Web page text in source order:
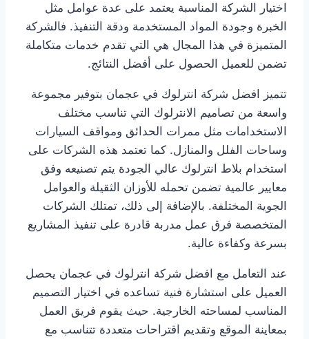
اختيار الشركة المناسبة يعتمد على عدة عوامل مثل
الخبرة وجودة المواد المستخدمة ودقة التنفيذ. فالشركة
المتميزة في هذا المجال هي التي تقدم خدمات متكاملة
تضمن للعميل الحصول على أفضل النتائج.
تتميز افضل شركة انترلوك في عجمان بتوفير مجموعة
واسعة من تصاميم الانترلوك التي تناسب مختلف
الاستخدامات مثل ممرات الحدائق ومواقف السيارات
وساحات الفلل والمنازل. كما تعتمد هذه الشركات على
استخدام بلاط انترلوك عالي الجودة يتم تصنيعه وفق
معايير عالمية تضمن تحمله للأوزان الثقيلة والعوامل
الجوية المختلفة. بالإضافة إلى ذلك، تمتلك الشركات
المتخصصة فرق عمل مدربة قادرة على تنفيذ المشاريع
بسرعة وكفاءة عالية.
عند التعامل مع افضل شركة انترلوك في عجمان يحصل
العميل على استشارة فنية تساعده في اختيار التصميم
المناسب لمساحته الخارجية. حيث يقوم فريق العمل
بمعاينة الموقع وتقديم اقتراحات متعددة تتناسب مع